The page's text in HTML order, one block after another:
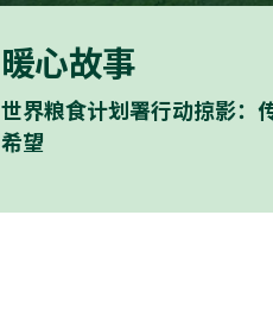
暖心故事
世界粮食计划署行动掠影：
希望